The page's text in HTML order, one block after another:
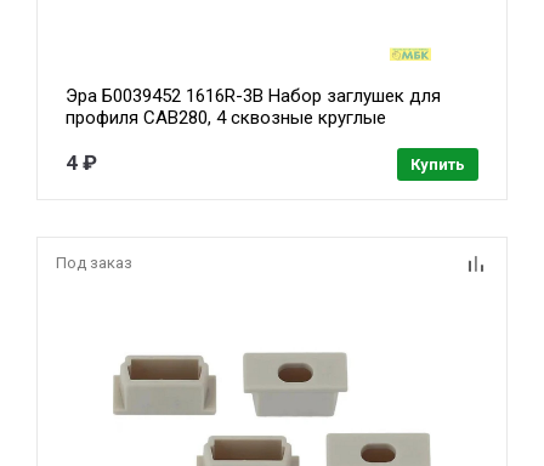
Эра Б0039452 1616R-3B Набор заглушек для
профиля CAB280, 4 сквозные круглые
4 ₽ Купить
Под заказ